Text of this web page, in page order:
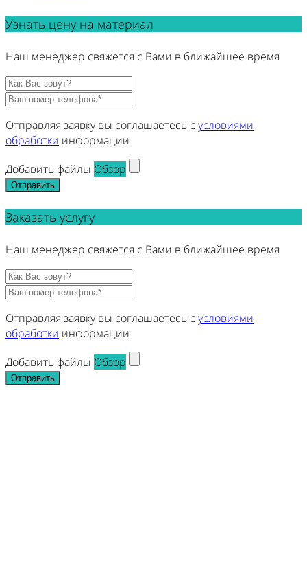
Узнать цену на материал
Наш менеджер свяжется с Вами в ближайшее время
Отправляя заявку вы соглашаетесь с условиями
обработки информации
Добавить файлы Обзор
Отправить
Заказать услугу
Наш менеджер свяжется с Вами в ближайшее время
Отправляя заявку вы соглашаетесь с условиями
обработки информации
Добавить файлы Обзор
Отправить